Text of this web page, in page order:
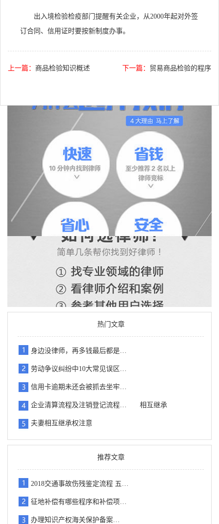
出入境检验检疫部门提醒有关企业，从2000年起对外签
订合同、信用证时要按新制度办事。
上一篇： 商品检验知识概述 下一篇： 贸易商品检验的程序
热门文章
身边没律师，再多钱最后都是…
劳动争议纠纷中10大常见误区…
信用卡逾期未还会被抓去坐牢…
企业清算流程及注销登记流程… 相互继承
夫妻相互继承权注意
推荐文章
2018交通事故伤残鉴定流程 五…
征地补偿有哪些程序和补偿项…
办理知识产权海关保护备案…